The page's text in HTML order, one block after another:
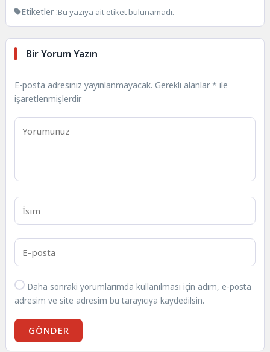
Etiketler :Bu yazıya ait etiket bulunamadı.
Bir Yorum Yazın
E-posta adresiniz yayınlanmayacak. Gerekli alanlar* ile
işaretlenmişlerdir
Daha sonraki yorumlarımda kullanılması için adım, e-posta
adresim ve site adresim bu tarayıcıya kaydedilsin.
GÖNDER